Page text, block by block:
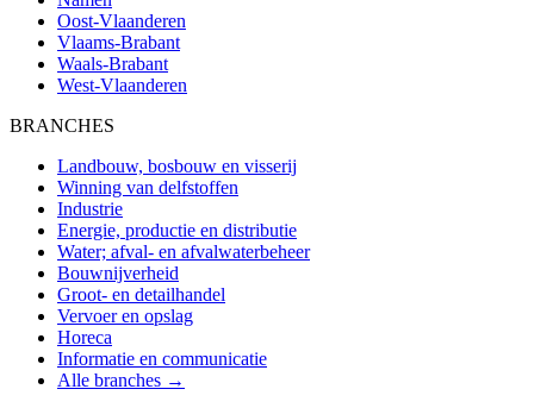
Oost-Vlaanderen
Vlaams-Brabant
Waals-Brabant
West-Vlaanderen
BRANCHES
Landbouw, bosbouw en visserij
Winning van delfstoffen
Industrie
Energie, productie en distributie
Water; afval- en afvalwaterbeheer
Bouwnijverheid
Groot- en detailhandel
Vervoer en opslag
Horeca
Informatie en communicatie
Alle branches →